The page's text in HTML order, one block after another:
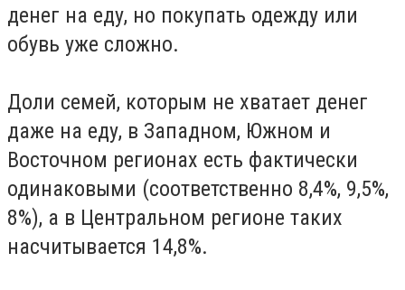
денег на еду, но покупать одежду или
обувь уже сложно.
Доли семей, которым не хватает денег
даже на еду, в Западном, Южном и
Восточном регионах есть фактически
одинаковыми (соответственно 8,4%, 9,5%,
8%), а в Центральном регионе таких
насчитывается 14,8%.